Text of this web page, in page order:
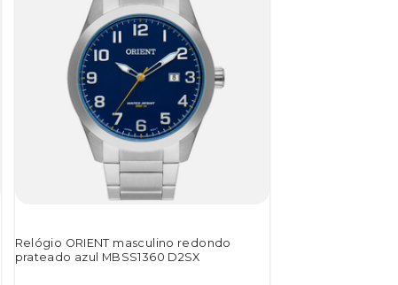
Relógio ORIENT masculino redondo
prateado azul MBSS1360 D2SX